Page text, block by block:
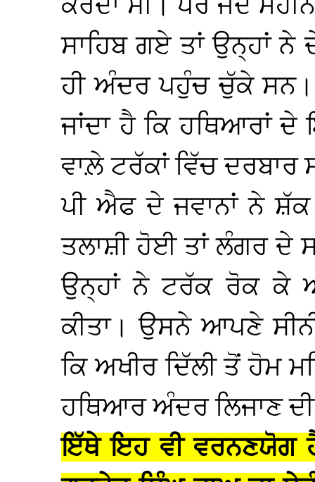
ਸਾਹਿਬ ਗਏ ਤਾਂ ਉਨ੍ਹਾਂ ਨੇ
ਹੀ ਅੰਦਰ ਪਹੁੰਚ ਚੁੱਕੇ
ਜਾਂਦਾ ਹੈ ਕਿ ਹਥਿਆਰਾਂ
ਵਾਲ਼ੇ ਟਰੱਕਾਂ ਵਿੱਚ ਦਰਬਾਰ
ਪੀ ਐਫ ਦੇ ਜਵਾਨਾਂ ਨੇ
ਤਲਾਸ਼ੀ ਹੋਈ ਤਾਂ ਲੰਗਰ ਦੇ
ਉਨ੍ਹਾਂ ਨੇ ਟਰੱਕ ਰੋਕ ਕੇ
ਕੀਤਾ। ਉਸਨੇ ਆਪਣੇ
ਕਿ ਅਖੀਰ ਦਿੱਲੀ ਤੋਂ ਹੋਮ
ਹਥਿਆਰ ਅੰਦਰ ਲਿਜਾਣ
ਇੱਥੇ ਇਹ ਵੀ ਵਰਨਣਯੋਗ